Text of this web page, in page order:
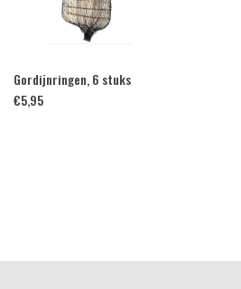
Gordijnringen, 6 stuks
€5,95